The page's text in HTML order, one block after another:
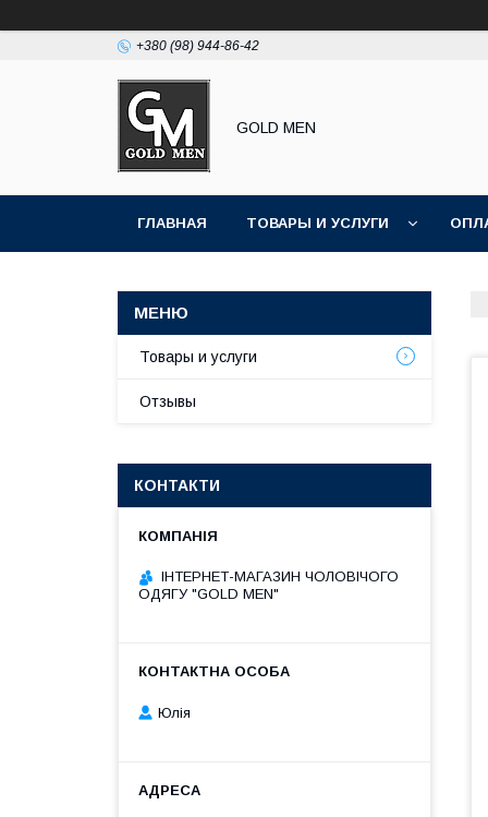
+380 (98) 944-86-42
GOLD MEN
ГЛАВНАЯ ТОВАРЫ И УСЛУГИ
Товары и услуги
Отзывы
КОНТАКТИ
ІНТЕРНЕТ-МАГАЗИН ЧОЛОВІЧОГО
ОДЯГУ "GOLD MEN"
Юлія